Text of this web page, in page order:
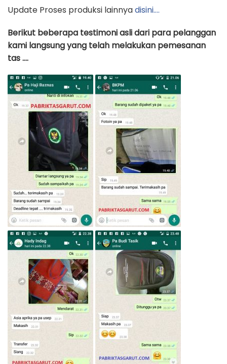
Update Proses produksi lainnyadisini….
Berikut beberapa testimoni asli dari para pelanggan
kami langsung yang telah melakukan pemesanan
tas ….